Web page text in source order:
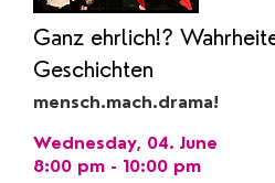
Ganz ehrlich!?
Geschichten
mensch.mach.drama!
Wednesday, 04. June
8:00 pm - 10:00 pm